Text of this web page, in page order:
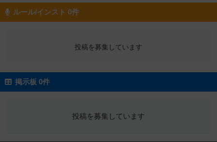
ルール/インスト 0件
投稿を募集しています
掲示板 0件
投稿を募集しています